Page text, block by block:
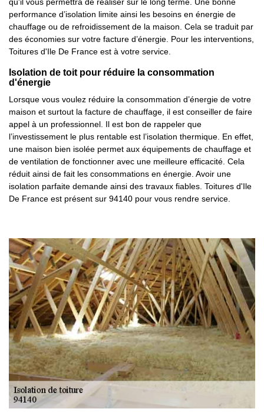
performance d’isolation limite ainsi les besoins en énergie de
chauffage ou de refroidissement de la maison. Cela se traduit par
des économies sur votre facture d’énergie. Pour les interventions,
Toitures d'Ile De France est à votre service.
Isolation de toit pour réduire la consommation
d'énergie
Lorsque vous voulez réduire la consommation d’énergie de votre
maison et surtout la facture de chauffage, il est conseiller de faire
appel à un professionnel. Il est bon de rappeler que
l’investissement le plus rentable est l’isolation thermique. En effet,
une maison bien isolée permet aux équipements de chauffage et
de ventilation de fonctionner avec une meilleure efficacité. Cela
réduit ainsi de fait les consommations en énergie. Avoir une
isolation parfaite demande ainsi des travaux fiables. Toitures d'Ile
De France est présent sur 94140 pour vous rendre service.